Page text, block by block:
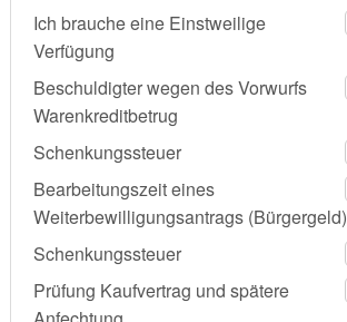
Ich brauche eine Einstweilige
Verfügung
Beschuldigter wegen des Vorwurfs
Warenkreditbetrug
Schenkungssteuer
Bearbeitungszeit eines
Weiterbewilligungsantrags (Bürgergeld)
Schenkungssteuer
Prüfung Kaufvertrag und spätere